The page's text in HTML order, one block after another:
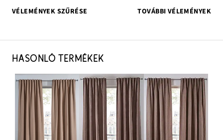
VÉLEMÉNYEK SZŰRÉSE
TOVÁBBI VÉLEMÉNYEK
HASONLÓ TERMÉKEK